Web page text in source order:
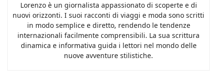
Lorenzo è un giornalista appassionato di scoperte e di
nuovi orizzonti. I suoi racconti di viaggi e moda sono scritti
in modo semplice e diretto, rendendo le tendenze
internazionali facilmente comprensibili. La sua scrittura
dinamica e informativa guida i lettori nel mondo delle
nuove avventure stilistiche.